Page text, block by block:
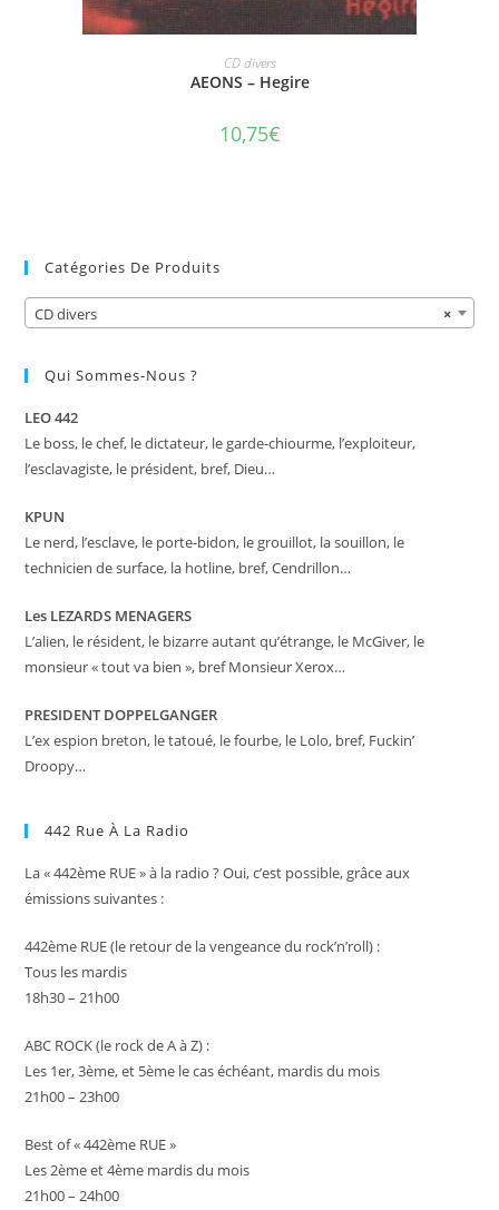
AJOUTER AU PANIER
CD divers
AEONS – Hegire
10,75€
Catégories De Produits
×
CD divers
Qui Sommes-Nous ?
LEO 442
Le boss, le chef, le dictateur, le garde-chiourme, l’exploiteur,
l’esclavagiste, le président, bref, Dieu…
KPUN
Le nerd, l’esclave, le porte-bidon, le grouillot, la souillon, le
technicien de surface, la hotline, bref, Cendrillon…
Les LEZARDS MENAGERS
L’alien, le résident, le bizarre autant qu’étrange, le McGiver, le
monsieur « tout va bien », bref Monsieur Xerox…
PRESIDENT DOPPELGANGER
L’ex espion breton, le tatoué, le fourbe, le Lolo, bref, Fuckin’
Droopy…
442 Rue À La Radio
La « 442ème RUE » à la radio ? Oui, c’est possible, grâce aux
émissions suivantes :
442ème RUE (le retour de la vengeance du rock’n’roll) :
Tous les mardis
18h30 – 21h00
ABC ROCK (le rock de A à Z) :
Les 1er, 3ème, et 5ème le cas échéant, mardis du mois
21h00 – 23h00
Best of « 442ème RUE »
Les 2ème et 4ème mardis du mois
21h00 – 24h00